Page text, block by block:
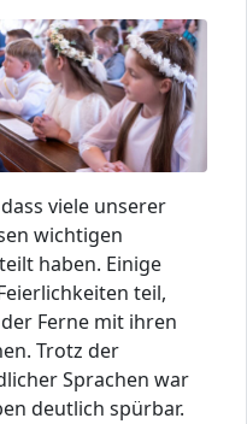
viele unserer
wichtigen
haben. Einige
teil,
Ferne mit ihren
Trotz der
Sprachen war
deutlich spürbar.